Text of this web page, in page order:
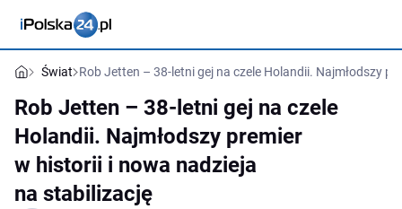
Świat Rob Jetten – 38-letni gej na czele Holandii. Najmłodszy
Rob Jetten – 38-letni gej na czele
Holandii. Najmłodszy premier
w historii i nowa nadzieja
na stabilizację